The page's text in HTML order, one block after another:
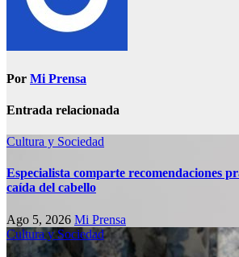
Por Mi Prensa
Entrada relacionada
Cultura y Sociedad
Especialista comparte recomendaciones
caída del cabello
Ago 5, 2026 Mi Prensa
Cultura y Sociedad